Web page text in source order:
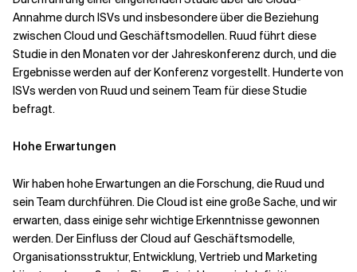
Annahme durch ISVs und insbesondere über die Beziehung
zwischen Cloud und Geschäftsmodellen. Ruud führt diese
Studie in den Monaten vor der Jahreskonferenz durch, und die
Ergebnisse werden auf der Konferenz vorgestellt. Hunderte von
ISVs werden von Ruud und seinem Team für diese Studie
befragt.
Hohe Erwartungen
Wir haben hohe Erwartungen an die Forschung, die Ruud und
sein Team durchführen. Die Cloud ist eine große Sache, und wir
erwarten, dass einige sehr wichtige Erkenntnisse gewonnen
werden. Der Einfluss der Cloud auf Geschäftsmodelle,
Organisationsstruktur, Entwicklung, Vertrieb und Marketing